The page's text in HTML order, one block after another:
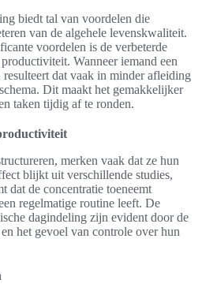
biedt tal van voordelen die
van de algehele levenskwaliteit.
voordelen is de verbeterde
Wanneer iemand een
resulteert dat vaak in minder afleiding
Dit maakt het gemakkelijker
taken tijdig af te ronden.
merken vaak dat ze hun
blijkt uit verschillende studies,
dat de concentratie toeneemt
regelmatige routine leeft. De
dagindeling zijn evident door de
het gevoel van controle over hun